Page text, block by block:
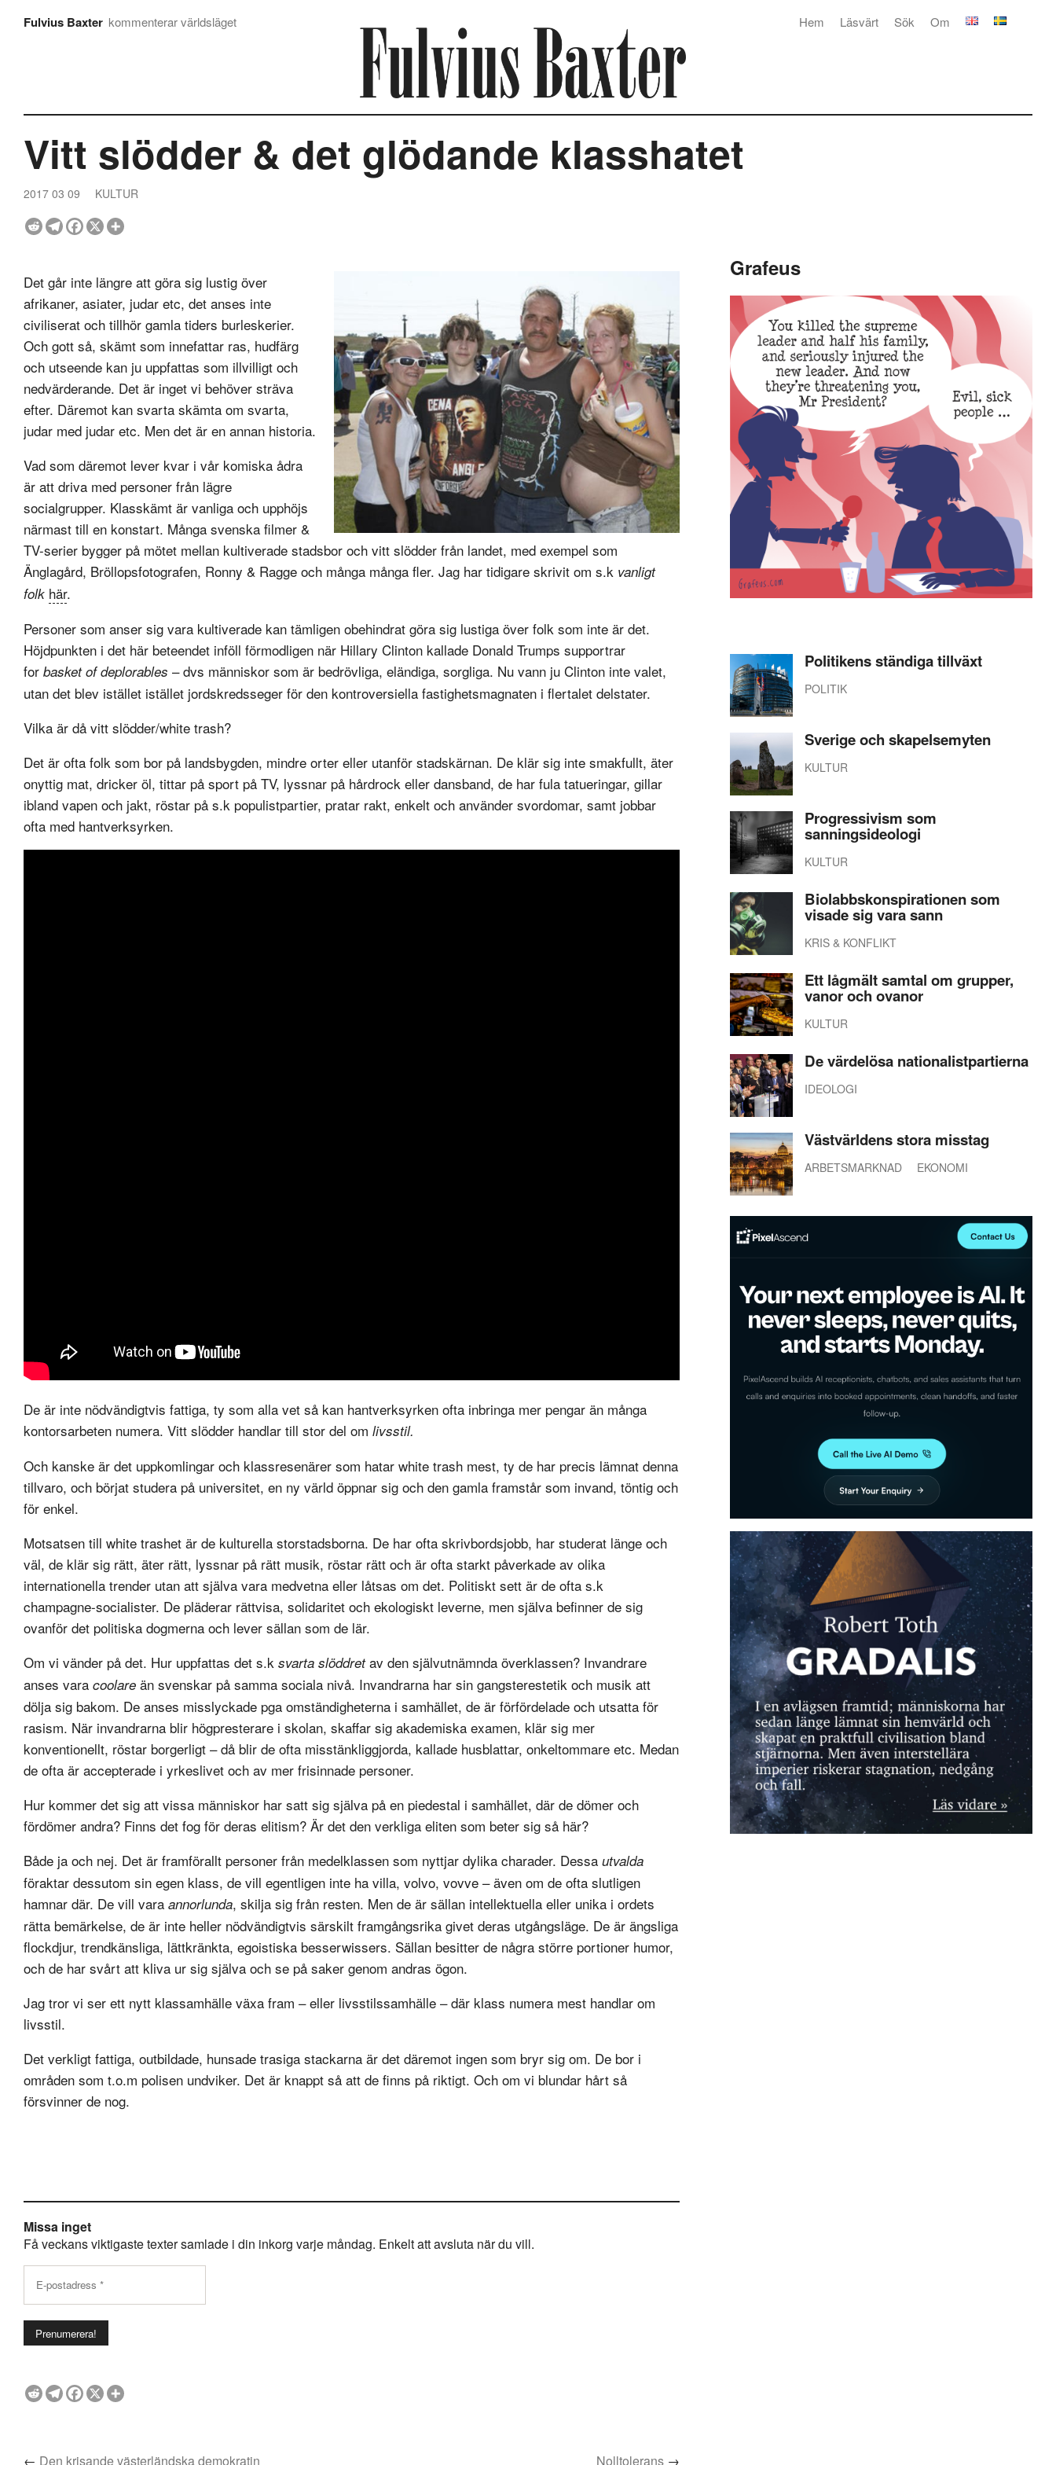
Fulvius Baxter kommenterar världsläget Om
Sök
Läsvärt
Hem
Vitt slödder & det glödande klasshatet
2017 03 09 KULTUR
Det går inte längre att göra sig lustig över
afrikaner, asiater, judar etc, det anses inte
civiliserat och tillhör gamla tiders burleskerier.
Och gott så, skämt som innefattar ras, hudfärg
och utseende kan ju uppfattas som illvilligt och
nedvärderande. Det är inget vi behöver sträva
efter. Däremot kan svarta skämta om svarta,
judar med judar etc. Men det är en annan historia.
Vad som däremot lever kvar i vår komiska ådra
är att driva med personer från lägre
socialgrupper. Klasskämt är vanliga och upphöjs
närmast till en konstart. Många svenska filmer &
TV-serier bygger på mötet mellan kultiverade stadsbor och vitt slödder från landet, med exempel som
Änglagård, Bröllopsfotografen, Ronny & Ragge och många många fler. Jag har tidigare skrivit om s.k vanligt
folk här.
Personer som anser sig vara kultiverade kan tämligen obehindrat göra sig lustiga över folk som inte är det.
Höjdpunkten i det här beteendet inföll förmodligen när Hillary Clinton kallade Donald Trumps supportrar
for basket of deplorables – dvs människor som är bedrövliga, eländiga, sorgliga. Nu vann ju Clinton inte valet,
utan det blev istället istället jordskredsseger för den kontroversiella fastighetsmagnaten i flertalet delstater.
Vilka är då vitt slödder/white trash?
Det är ofta folk som bor på landsbygden, mindre orter eller utanför stadskärnan. De klär sig inte smakfullt, äter
onyttig mat, dricker öl, tittar på sport på TV, lyssnar på hårdrock eller dansband, de har fula tatueringar, gillar
ibland vapen och jakt, röstar på s.k populistpartier, pratar rakt, enkelt och använder svordomar, samt jobbar
ofta med hantverksyrken.
De är inte nödvändigtvis fattiga, ty som alla vet så kan hantverksyrken ofta inbringa mer pengar än många
kontorsarbeten numera. Vitt slödder handlar till stor del om livsstil.
Och kanske är det uppkomlingar och klassresenärer som hatar white trash mest, ty de har precis lämnat denna
tillvaro, och börjat studera på universitet, en ny värld öppnar sig och den gamla framstår som invand, töntig och
för enkel.
Motsatsen till white trashet är de kulturella storstadsborna. De har ofta skrivbordsjobb, har studerat länge och
väl, de klär sig rätt, äter rätt, lyssnar på rätt musik, röstar rätt och är ofta starkt påverkade av olika
internationella trender utan att själva vara medvetna eller låtsas om det. Politiskt sett är de ofta s.k
champagne-socialister. De pläderar rättvisa, solidaritet och ekologiskt leverne, men själva befinner de sig
ovanför det politiska dogmerna och lever sällan som de lär.
Om vi vänder på det. Hur uppfattas det s.k svarta slöddretav den självutnämnda överklassen? Invandrare
anses vara coolare än svenskar på samma sociala nivå. Invandrarna har sin gangsterestetik och musik att
dölja sig bakom. De anses misslyckade pga omständigheterna i samhället, de är förfördelade och utsatta för
rasism. När invandrarna blir högpresterare i skolan, skaffar sig akademiska examen, klär sig mer
konventionellt, röstar borgerligt – då blir de ofta misstänkliggjorda, kallade husblattar, onkeltommare etc. Medan
de ofta är accepterade i yrkeslivet och av mer frisinnade personer.
Hur kommer det sig att vissa människor har satt sig själva på en piedestal i samhället, där de dömer och
fördömer andra? Finns det fog för deras elitism? Är det den verkliga eliten som beter sig så här?
Både ja och nej. Det är framförallt personer från medelklassen som nyttjar dylika charader. Dessa utvalda
föraktar dessutom sin egen klass, de vill egentligen inte ha villa, volvo, vovve – även om de ofta slutligen
hamnar där. De vill vara annorlunda, skilja sig från resten. Men de är sällan intellektuella eller unika i ordets
rätta bemärkelse, de är inte heller nödvändigtvis särskilt framgångsrika givet deras utgångsläge. De är ängsliga
flockdjur, trendkänsliga, lättkränkta, egoistiska besserwissers. Sällan besitter de några större portioner humor,
och de har svårt att kliva ur sig själva och se på saker genom andras ögon.
Jag tror vi ser ett nytt klassamhälle växa fram – eller livsstilssamhälle – där klass numera mest handlar om
livsstil.
Det verkligt fattiga, outbildade, hunsade trasiga stackarna är det däremot ingen som bryr sig om. De bor i
områden som t.o.m polisen undviker. Det är knappt så att de finns på riktigt. Och om vi blundar hårt så
försvinner de nog.
Missa inget
Få veckans viktigaste texter samlade i din inkorg varje måndag. Enkelt att avsluta när du vill.
← Den krisande västerländska demokratin Nolltolerans→
Grafeus
Politikens ständiga tillväxt
POLITIK
Sverige och skapelsemyten
KULTUR
Progressivism som
sanningsideologi
KULTUR
Biolabbskonspirationen som
visade sig vara sann
KRIS & KONFLIKT
Ett lågmält samtal om grupper,
vanor och ovanor
KULTUR
De värdelösa nationalistpartierna
IDEOLOGI
Västvärldens stora misstag
ARBETSMARKNAD EKONOMI